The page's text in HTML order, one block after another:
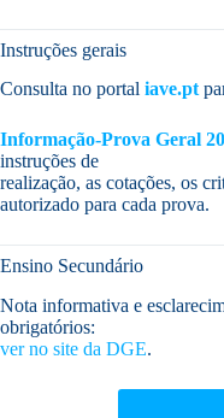
Instruções gerais
Consulta no portal iave.pt
Informação-Prova Geral
instruções de
realização, as cotações, os
autorizado para cada prova.
Ensino Secundário
Nota informativa e
obrigatórios:
ver no site da DGE.